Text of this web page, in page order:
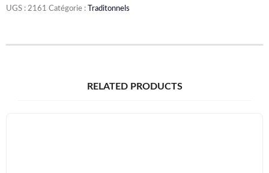
UGS : 2161 Catégorie : Traditonnels
RELATED PRODUCTS